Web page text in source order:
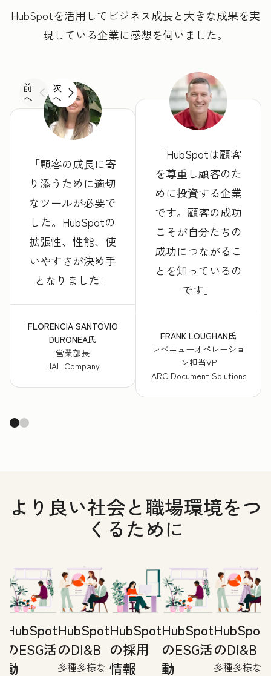
HubSpotを活用してビジネス成長と大きな成果を実
現している企業に感想を伺いました。
前
へ
次
へ
顧客の成長に寄
り添うために適切
なツールが必要で
した。HubSpotの
拡張性、性能、使
いやすさが決め手
となりました
FLORENCIA SANTOVIO
DURONEA氏
営業部長
HAL Company
HubSpotは顧客
を尊重し顧客のた
めに投資する企業
です。顧客の成功
こそが自分たちの
成功につながるこ
とを知っているの
です
FRANK LOUGHAN氏
レベニューオペレーショ
ン担当VP
ARC Document Solutions
より良い社会と職場環境をつ
くるために
HubSpot
のESG活
動
HubSpot
のDI&B
多種多様な
HubSpot
の採用
情報
HubSpot
のESG活
動
HubSpot
のDI&B
多種多様な